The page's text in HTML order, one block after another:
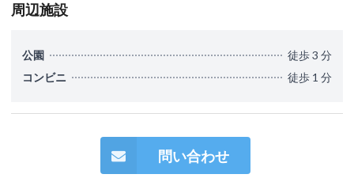
周辺施設
公園
徒歩 3 分
コンビニ
徒歩 1 分
問い合わせ